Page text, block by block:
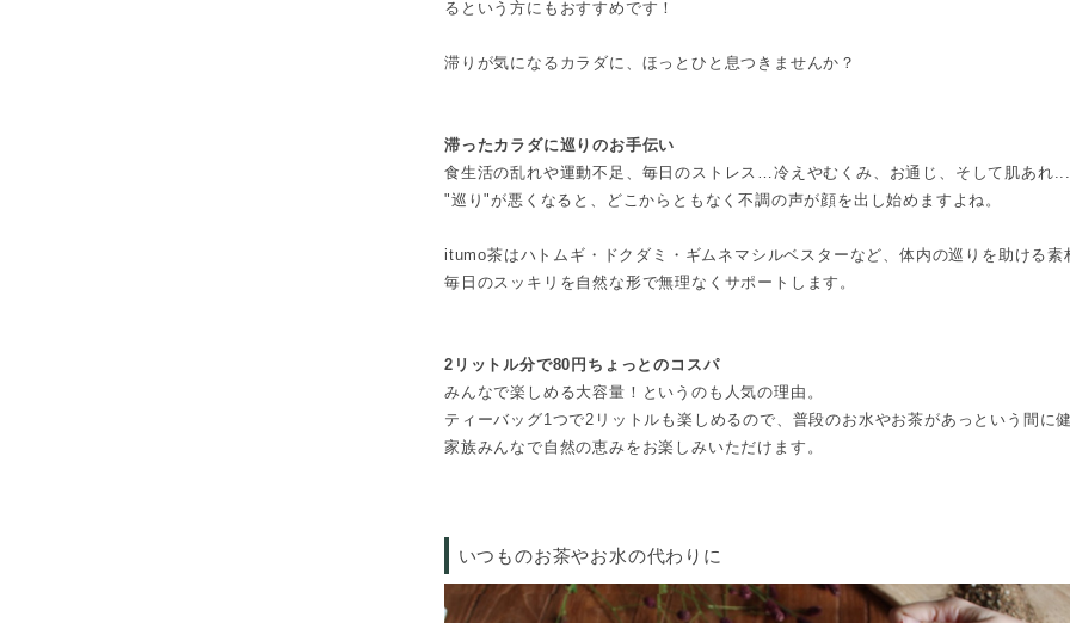
るという方にもおすすめです！
滞りが気になるカラダに、ほっとひと息つきませんか？
滞ったカラダに巡りのお手伝い
食生活の乱れや運動不足、毎日のストレス…冷えやむくみ、お通じ、そして肌あれ
"巡り"が悪くなると、どこからともなく不調の声が顔を出し始めますよね。
itumo茶はハトムギ・ドクダミ・ギムネマシルベスターなど、体内の巡りを助ける素
毎日のスッキリを自然な形で無理なくサポートします。
2リットル分で80円ちょっとのコスパ
みんなで楽しめる大容量！というのも人気の理由。
ティーバッグ1つで2リットルも楽しめるので、普段のお水やお茶があっという間に
家族みんなで自然の恵みをお楽しみいただけます。
いつものお茶やお水の代わりに